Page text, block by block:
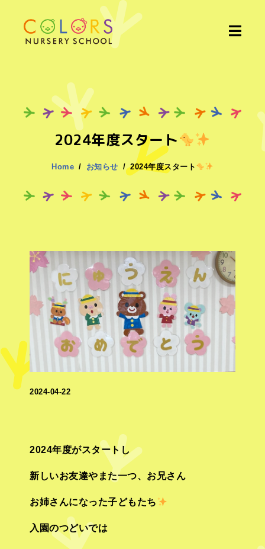
2024年度スタート
Home お知らせ 2024年度スタート
2024-04-22
2024年度がスタートし
新しいお友達やまた一つ、お兄さん
お姉さんになった子どもたち
入園のつどいでは